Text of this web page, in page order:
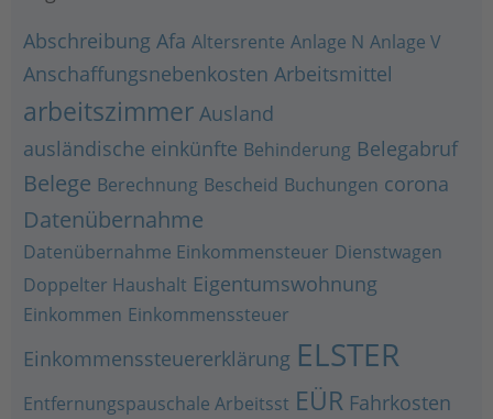
Abschreibung Afa Altersrente Anlage N Anlage V
Anschaffungsnebenkosten Arbeitsmittel
arbeitszimmer Ausland
ausländische einkünfte Behinderung Belegabruf
Belege Berechnung Bescheid Buchungen corona
Datenübernahme
Datenübernahme Einkommensteuer Dienstwagen
Doppelter Haushalt Eigentumswohnung
Einkommen Einkommenssteuer
Einkommenssteuererklärung ELSTER
Entfernungspauschale Arbeitsst EÜR Fahrkosten